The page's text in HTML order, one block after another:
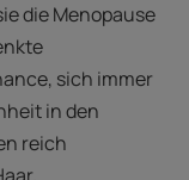
die Menopause
sich immer
in den
reich